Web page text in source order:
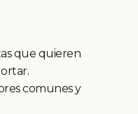
que quieren
comunes y